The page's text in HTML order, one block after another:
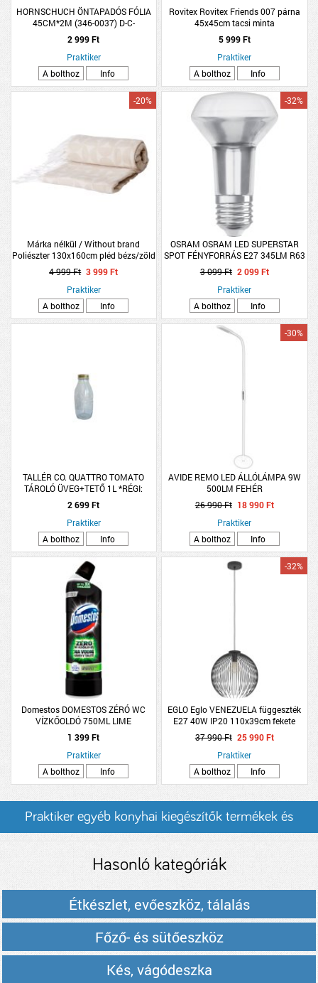
HORNSCHUCH ÖNTAPADÓS FÓLIA
45CM*2M (346-0037) D-C-
FIX,KÖZEPES DIÓFA (R:114980)
2 999 Ft
Praktiker
A bolthoz
Info
Rovitex Rovitex Friends 007 párna
45x45cm tacsi minta
5 999 Ft
Praktiker
A bolthoz
Info
Márka nélkül / Without brand
Poliészter 130x160cm pléd bézs/zöld
-20%
4 999 Ft 3 999 Ft
Praktiker
A bolthoz
Info
OSRAM OSRAM LED SUPERSTAR
SPOT FÉNYFORRÁS E27 345LM R63
DIMMELHETŐ
-32%
3 099 Ft 2 099 Ft
Praktiker
A bolthoz
Info
TALLÉR CO. QUATTRO TOMATO
TÁROLÓ ÜVEG+TETŐ 1L *RÉGI:
186637*
2 699 Ft
Praktiker
A bolthoz
Info
AVIDE REMO LED ÁLLÓLÁMPA 9W
500LM FEHÉR
-30%
26 990 Ft 18 990 Ft
Praktiker
A bolthoz
Info
Domestos DOMESTOS ZÉRÓ WC
VÍZKŐOLDÓ 750ML LIME
1 399 Ft
Praktiker
A bolthoz
Info
EGLO Eglo VENEZUELA függeszték
E27 40W IP20 110x39cm fekete
-32%
37 990 Ft 25 990 Ft
Praktiker
A bolthoz
Info
Praktiker egyéb konyhai kiegészítők termékek és
Hasonló kategóriák
Étkészlet, evőeszköz, tálalás
Főző- és sütőeszköz
Kés, vágódeszka